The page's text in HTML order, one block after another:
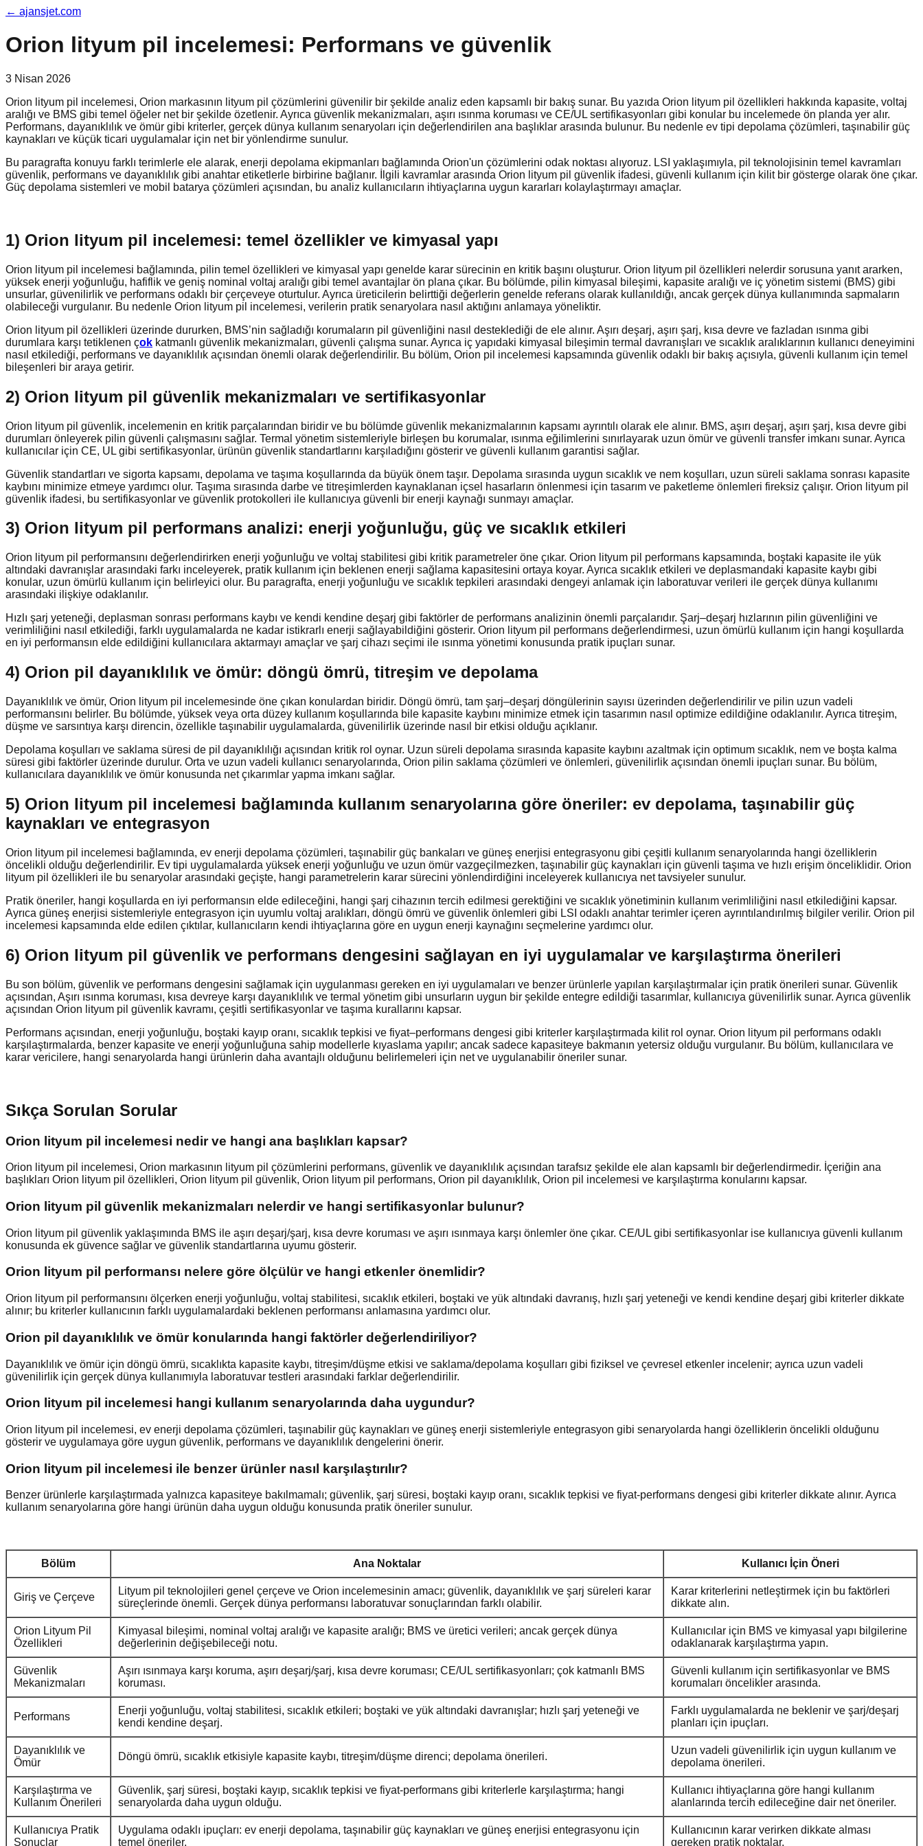
← ajansjet.com
Orion lityum pil incelemesi: Performans ve güvenlik
3 Nisan 2026
Orion lityum pil incelemesi, Orion markasının lityum pil çözümlerini güvenilir bir şekilde analiz eden kapsamlı bir bakış sunar. Bu yazıda Orion lityum pil özellikleri hakkında kapasite, voltaj
aralığı ve BMS gibi temel öğeler net bir şekilde özetlenir. Ayrıca güvenlik mekanizmaları, aşırı ısınma koruması ve CE/UL sertifikasyonları gibi konular bu incelemede ön planda yer alır.
Performans, dayanıklılık ve ömür gibi kriterler, gerçek dünya kullanım senaryoları için değerlendirilen ana başlıklar arasında bulunur. Bu nedenle ev tipi depolama çözümleri, taşınabilir güç
kaynakları ve küçük ticari uygulamalar için net bir yönlendirme sunulur.
Bu paragrafta konuyu farklı terimlerle ele alarak, enerji depolama ekipmanları bağlamında Orion'un çözümlerini odak noktası alıyoruz. LSI yaklaşımıyla, pil teknolojisinin temel kavramları
güvenlik, performans ve dayanıklılık gibi anahtar etiketlerle birbirine bağlanır. İlgili kavramlar arasında Orion lityum pil güvenlik ifadesi, güvenli kullanım için kilit bir gösterge olarak öne çıkar.
Güç depolama sistemleri ve mobil batarya çözümleri açısından, bu analiz kullanıcıların ihtiyaçlarına uygun kararları kolaylaştırmayı amaçlar.
1) Orion lityum pil incelemesi: temel özellikler ve kimyasal yapı
Orion lityum pil incelemesi bağlamında, pilin temel özellikleri ve kimyasal yapı genelde karar sürecinin en kritik başını oluşturur. Orion lityum pil özellikleri nelerdir sorusuna yanıt ararken,
yüksek enerji yoğunluğu, hafiflik ve geniş nominal voltaj aralığı gibi temel avantajlar ön plana çıkar. Bu bölümde, pilin kimyasal bileşimi, kapasite aralığı ve iç yönetim sistemi (BMS) gibi
unsurlar, güvenilirlik ve performans odaklı bir çerçeveye oturtulur. Ayrıca üreticilerin belirttiği değerlerin genelde referans olarak kullanıldığı, ancak gerçek dünya kullanımında sapmaların
olabileceği vurgulanır. Bu nedenle Orion lityum pil incelemesi, verilerin pratik senaryolara nasıl aktığını anlamaya yöneliktir.
Orion lityum pil özellikleri üzerinde dururken, BMS’nin sağladığı korumaların pil güvenliğini nasıl desteklediği de ele alınır. Aşırı deşarj, aşırı şarj, kısa devre ve fazladan ısınma gibi
durumlara karşı tetiklenen çok katmanlı güvenlik mekanizmaları, güvenli çalışma sunar. Ayrıca iç yapıdaki kimyasal bileşimin termal davranışları ve sıcaklık aralıklarının kullanıcı deneyimini
nasıl etkilediği, performans ve dayanıklılık açısından önemli olarak değerlendirilir. Bu bölüm, Orion pil incelemesi kapsamında güvenlik odaklı bir bakış açısıyla, güvenli kullanım için temel
bileşenleri bir araya getirir.
2) Orion lityum pil güvenlik mekanizmaları ve sertifikasyonlar
Orion lityum pil güvenlik, incelemenin en kritik parçalarından biridir ve bu bölümde güvenlik mekanizmalarının kapsamı ayrıntılı olarak ele alınır. BMS, aşırı deşarj, aşırı şarj, kısa devre gibi
durumları önleyerek pilin güvenli çalışmasını sağlar. Termal yönetim sistemleriyle birleşen bu korumalar, ısınma eğilimlerini sınırlayarak uzun ömür ve güvenli transfer imkanı sunar. Ayrıca
kullanıcılar için CE, UL gibi sertifikasyonlar, ürünün güvenlik standartlarını karşıladığını gösterir ve güvenli kullanım garantisi sağlar.
Güvenlik standartları ve sigorta kapsamı, depolama ve taşıma koşullarında da büyük önem taşır. Depolama sırasında uygun sıcaklık ve nem koşulları, uzun süreli saklama sonrası kapasite
kaybını minimize etmeye yardımcı olur. Taşıma sırasında darbe ve titreşimlerden kaynaklanan içsel hasarların önlenmesi için tasarım ve paketleme önlemleri fireksiz çalışır. Orion lityum pil
güvenlik ifadesi, bu sertifikasyonlar ve güvenlik protokolleri ile kullanıcıya güvenli bir enerji kaynağı sunmayı amaçlar.
3) Orion lityum pil performans analizi: enerji yoğunluğu, güç ve sıcaklık etkileri
Orion lityum pil performansını değerlendirirken enerji yoğunluğu ve voltaj stabilitesi gibi kritik parametreler öne çıkar. Orion lityum pil performans kapsamında, boştaki kapasite ile yük
altındaki davranışlar arasındaki farkı inceleyerek, pratik kullanım için beklenen enerji sağlama kapasitesini ortaya koyar. Ayrıca sıcaklık etkileri ve deplasmandaki kapasite kaybı gibi
konular, uzun ömürlü kullanım için belirleyici olur. Bu paragrafta, enerji yoğunluğu ve sıcaklık tepkileri arasındaki dengeyi anlamak için laboratuvar verileri ile gerçek dünya kullanımı
arasındaki ilişkiye odaklanılır.
Hızlı şarj yeteneği, deplasman sonrası performans kaybı ve kendi kendine deşarj gibi faktörler de performans analizinin önemli parçalarıdır. Şarj–deşarj hızlarının pilin güvenliğini ve
verimliliğini nasıl etkilediği, farklı uygulamalarda ne kadar istikrarlı enerji sağlayabildiğini gösterir. Orion lityum pil performans değerlendirmesi, uzun ömürlü kullanım için hangi koşullarda
en iyi performansın elde edildiğini kullanıcılara aktarmayı amaçlar ve şarj cihazı seçimi ile ısınma yönetimi konusunda pratik ipuçları sunar.
4) Orion pil dayanıklılık ve ömür: döngü ömrü, titreşim ve depolama
Dayanıklılık ve ömür, Orion lityum pil incelemesinde öne çıkan konulardan biridir. Döngü ömrü, tam şarj–deşarj döngülerinin sayısı üzerinden değerlendirilir ve pilin uzun vadeli
performansını belirler. Bu bölümde, yüksek veya orta düzey kullanım koşullarında bile kapasite kaybını minimize etmek için tasarımın nasıl optimize edildiğine odaklanılır. Ayrıca titreşim,
düşme ve sarsıntıya karşı direncin, özellikle taşınabilir uygulamalarda, güvenilirlik üzerinde nasıl bir etkisi olduğu açıklanır.
Depolama koşulları ve saklama süresi de pil dayanıklılığı açısından kritik rol oynar. Uzun süreli depolama sırasında kapasite kaybını azaltmak için optimum sıcaklık, nem ve boşta kalma
süresi gibi faktörler üzerinde durulur. Orta ve uzun vadeli kullanıcı senaryolarında, Orion pilin saklama çözümleri ve önlemleri, güvenilirlik açısından önemli ipuçları sunar. Bu bölüm,
kullanıcılara dayanıklılık ve ömür konusunda net çıkarımlar yapma imkanı sağlar.
5) Orion lityum pil incelemesi bağlamında kullanım senaryolarına göre öneriler: ev depolama, taşınabilir güç
kaynakları ve entegrasyon
Orion lityum pil incelemesi bağlamında, ev enerji depolama çözümleri, taşınabilir güç bankaları ve güneş enerjisi entegrasyonu gibi çeşitli kullanım senaryolarında hangi özelliklerin
öncelikli olduğu değerlendirilir. Ev tipi uygulamalarda yüksek enerji yoğunluğu ve uzun ömür vazgeçilmezken, taşınabilir güç kaynakları için güvenli taşıma ve hızlı erişim önceliklidir. Orion
lityum pil özellikleri ile bu senaryolar arasındaki geçişte, hangi parametrelerin karar sürecini yönlendirdiğini inceleyerek kullanıcıya net tavsiyeler sunulur.
Pratik öneriler, hangi koşullarda en iyi performansın elde edileceğini, hangi şarj cihazının tercih edilmesi gerektiğini ve sıcaklık yönetiminin kullanım verimliliğini nasıl etkilediğini kapsar.
Ayrıca güneş enerjisi sistemleriyle entegrasyon için uyumlu voltaj aralıkları, döngü ömrü ve güvenlik önlemleri gibi LSI odaklı anahtar terimler içeren ayrıntılandırılmış bilgiler verilir. Orion pil
incelemesi kapsamında elde edilen çıktılar, kullanıcıların kendi ihtiyaçlarına göre en uygun enerji kaynağını seçmelerine yardımcı olur.
6) Orion lityum pil güvenlik ve performans dengesini sağlayan en iyi uygulamalar ve karşılaştırma önerileri
Bu son bölüm, güvenlik ve performans dengesini sağlamak için uygulanması gereken en iyi uygulamaları ve benzer ürünlerle yapılan karşılaştırmalar için pratik önerileri sunar. Güvenlik
açısından, Aşırı ısınma koruması, kısa devreye karşı dayanıklılık ve termal yönetim gibi unsurların uygun bir şekilde entegre edildiği tasarımlar, kullanıcıya güvenilirlik sunar. Ayrıca güvenlik
açısından Orion lityum pil güvenlik kavramı, çeşitli sertifikasyonlar ve taşıma kurallarını kapsar.
Performans açısından, enerji yoğunluğu, boştaki kayıp oranı, sıcaklık tepkisi ve fiyat–performans dengesi gibi kriterler karşılaştırmada kilit rol oynar. Orion lityum pil performans odaklı
karşılaştırmalarda, benzer kapasite ve enerji yoğunluğuna sahip modellerle kıyaslama yapılır; ancak sadece kapasiteye bakmanın yetersiz olduğu vurgulanır. Bu bölüm, kullanıcılara ve
karar vericilere, hangi senaryolarda hangi ürünlerin daha avantajlı olduğunu belirlemeleri için net ve uygulanabilir öneriler sunar.
Sıkça Sorulan Sorular
Orion lityum pil incelemesi nedir ve hangi ana başlıkları kapsar?
Orion lityum pil incelemesi, Orion markasının lityum pil çözümlerini performans, güvenlik ve dayanıklılık açısından tarafsız şekilde ele alan kapsamlı bir değerlendirmedir. İçeriğin ana
başlıkları Orion lityum pil özellikleri, Orion lityum pil güvenlik, Orion lityum pil performans, Orion pil dayanıklılık, Orion pil incelemesi ve karşılaştırma konularını kapsar.
Orion lityum pil güvenlik mekanizmaları nelerdir ve hangi sertifikasyonlar bulunur?
Orion lityum pil güvenlik yaklaşımında BMS ile aşırı deşarj/şarj, kısa devre koruması ve aşırı ısınmaya karşı önlemler öne çıkar. CE/UL gibi sertifikasyonlar ise kullanıcıya güvenli kullanım
konusunda ek güvence sağlar ve güvenlik standartlarına uyumu gösterir.
Orion lityum pil performansı nelere göre ölçülür ve hangi etkenler önemlidir?
Orion lityum pil performansını ölçerken enerji yoğunluğu, voltaj stabilitesi, sıcaklık etkileri, boştaki ve yük altındaki davranış, hızlı şarj yeteneği ve kendi kendine deşarj gibi kriterler dikkate
alınır; bu kriterler kullanıcının farklı uygulamalardaki beklenen performansı anlamasına yardımcı olur.
Orion pil dayanıklılık ve ömür konularında hangi faktörler değerlendiriliyor?
Dayanıklılık ve ömür için döngü ömrü, sıcaklıkta kapasite kaybı, titreşim/düşme etkisi ve saklama/depolama koşulları gibi fiziksel ve çevresel etkenler incelenir; ayrıca uzun vadeli
güvenilirlik için gerçek dünya kullanımıyla laboratuvar testleri arasındaki farklar değerlendirilir.
Orion lityum pil incelemesi hangi kullanım senaryolarında daha uygundur?
Orion lityum pil incelemesi, ev enerji depolama çözümleri, taşınabilir güç kaynakları ve güneş enerji sistemleriyle entegrasyon gibi senaryolarda hangi özelliklerin öncelikli olduğunu
gösterir ve uygulamaya göre uygun güvenlik, performans ve dayanıklılık dengelerini önerir.
Orion lityum pil incelemesi ile benzer ürünler nasıl karşılaştırılır?
Benzer ürünlerle karşılaştırmada yalnızca kapasiteye bakılmamalı; güvenlik, şarj süresi, boştaki kayıp oranı, sıcaklık tepkisi ve fiyat-performans dengesi gibi kriterler dikkate alınır. Ayrıca
kullanım senaryolarına göre hangi ürünün daha uygun olduğu konusunda pratik öneriler sunulur.
Bölüm Ana Noktalar Kullanıcı İçin Öneri
Giriş ve Çerçeve
Lityum pil teknolojileri genel çerçeve ve Orion incelemesinin amacı; güvenlik, dayanıklılık ve şarj süreleri karar
süreçlerinde önemli. Gerçek dünya performansı laboratuvar sonuçlarından farklı olabilir.
Karar kriterlerini netleştirmek için bu faktörleri
dikkate alın.
Orion Lityum Pil
Özellikleri
Kimyasal bileşimi, nominal voltaj aralığı ve kapasite aralığı; BMS ve üretici verileri; ancak gerçek dünya
değerlerinin değişebileceği notu.
Kullanıcılar için BMS ve kimyasal yapı bilgilerine
odaklanarak karşılaştırma yapın.
Güvenlik
Mekanizmaları
Aşırı ısınmaya karşı koruma, aşırı deşarj/şarj, kısa devre koruması; CE/UL sertifikasyonları; çok katmanlı BMS
koruması.
Güvenli kullanım için sertifikasyonlar ve BMS
korumaları öncelikler arasında.
Performans
Enerji yoğunluğu, voltaj stabilitesi, sıcaklık etkileri; boştaki ve yük altındaki davranışlar; hızlı şarj yeteneği ve
kendi kendine deşarj.
Farklı uygulamalarda ne beklenir ve şarj/deşarj
planları için ipuçları.
Dayanıklılık ve
Ömür
Döngü ömrü, sıcaklık etkisiyle kapasite kaybı, titreşim/düşme direnci; depolama önerileri.
Uzun vadeli güvenilirlik için uygun kullanım ve
depolama önerileri.
Karşılaştırma ve
Kullanım Önerileri
Güvenlik, şarj süresi, boştaki kayıp, sıcaklık tepkisi ve fiyat-performans gibi kriterlerle karşılaştırma; hangi
senaryolarda daha uygun olduğu.
Kullanıcı ihtiyaçlarına göre hangi kullanım
alanlarında tercih edileceğine dair net öneriler.
Kullanıcıya Pratik
Sonuçlar
Uygulama odaklı ipuçları: ev enerji depolama, taşınabilir güç kaynakları ve güneş enerjisi entegrasyonu için
temel öneriler.
Kullanıcının karar verirken dikkate alması
gereken pratik noktalar.